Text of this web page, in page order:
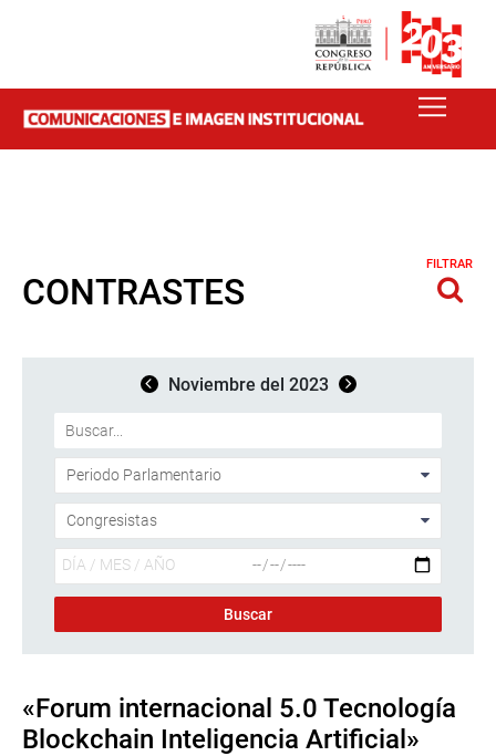
CONTRASTES
FILTRAR
Noviembre del 2023
«Forum internacional 5.0 Tecnología
Blockchain Inteligencia Artificial»